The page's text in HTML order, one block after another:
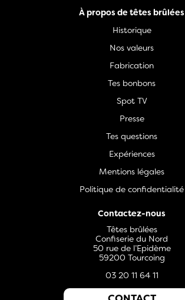
À propos de têtes brûlées
Historique
Nos valeurs
Fabrication
Tes bonbons
Spot TV
Presse
Tes questions
Expériences
Mentions légales
Politique de confidentialité
Contactez-nous
Têtes brûlées
Confiserie du Nord
50 rue de l’Epidème
59200 Tourcoing
03 20 11 64 11